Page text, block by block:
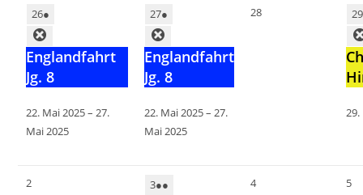
26●
Englandfahrt
Jg. 8
22. Mai 2025–27.
Mai 2025
27●
Englandfahrt
Jg. 8
22. Mai 2025–27.
Mai 2025
28 29
29.
2 3●● 4 5